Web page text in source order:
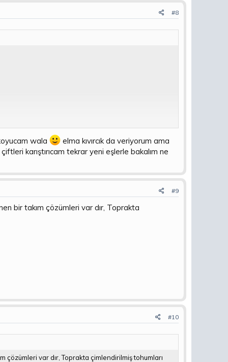
#8
..wala
elma kıvırcık da veriyorum ama
karıştırıcam tekrar yeni eşlerle bakalım ne
#9
bir takım çözümleri var dır, Toprakta
#10
çözümleri var dır, Toprakta çimlendirilmiş tohumları